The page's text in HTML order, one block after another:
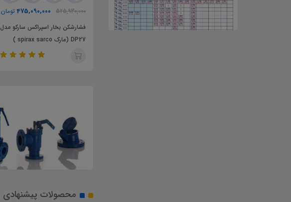
683,450,000 تومان
تراپ - تله بخار دوقلو FT44-
758,460,000
633,440,000 تومان
فشار شکن بخار اسپیراکس سارکو -
525,930,000
475,090,000 تومان
فشارشکن بخار اسپراکس سارکو مدل
DP27 (مارک spirax sarco )
محصولات پیشنهادی